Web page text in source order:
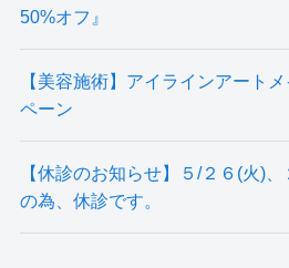
50%オフ』
【美容施術】アイラインアート
ペーン
【休診のお知らせ】５/２６(火)
の為、休診です。